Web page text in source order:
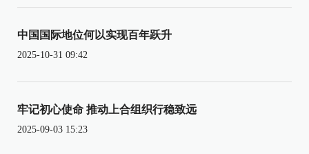
中国国际地位何以实现百年跃升
2025-10-31 09:42
牢记初心使命 推动上合组织行稳致远
2025-09-03 15:23